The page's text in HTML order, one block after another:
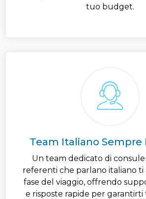
tuo budget.
Team Italiano Sempre
Un team dedicato di
referenti che parlano italiano ti
fase del viaggio, offrendo
e risposte rapide per